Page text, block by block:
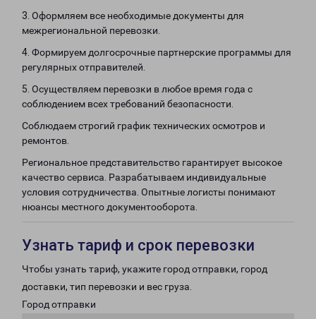
3. Оформляем все необходимые документы для
межрегиональной перевозки.
4. Формируем долгосрочные партнерские программы для
регулярных отправителей.
5. Осуществляем перевозки в любое время года с
соблюдением всех требований безопасности.
Соблюдаем строгий график технических осмотров и
ремонтов.
Региональное представительство гарантирует высокое
качество сервиса. Разрабатываем индивидуальные
условия сотрудничества. Опытные логисты понимают
нюансы местного документооборота.
Узнать тариф и срок перевозки
Чтобы узнать тариф, укажите город отправки, город
доставки, тип перевозки и вес груза.
Город отправки